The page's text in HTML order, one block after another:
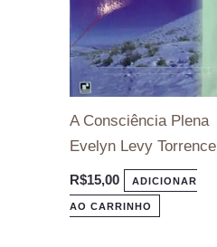
A Consciência Plena
Evelyn Levy Torrence
R$15,00 ADICIONAR
AO CARRINHO